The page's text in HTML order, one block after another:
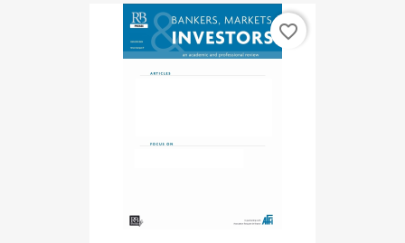
favorite_border